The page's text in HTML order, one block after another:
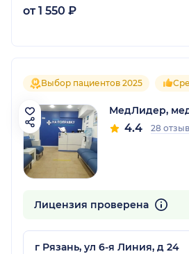
от 1 550 ₽
Выбор пациентов 2025
МедЛидер,
4.4 28
Лицензия проверена
г Рязань, ул 6-я Линия, д 24